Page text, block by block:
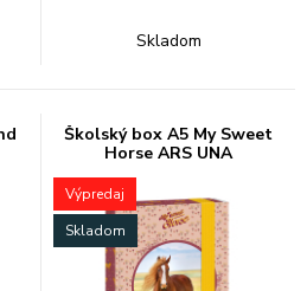
Skladom
Školský box A5 My Sweet
Horse ARS UNA
Výpredaj
Skladom